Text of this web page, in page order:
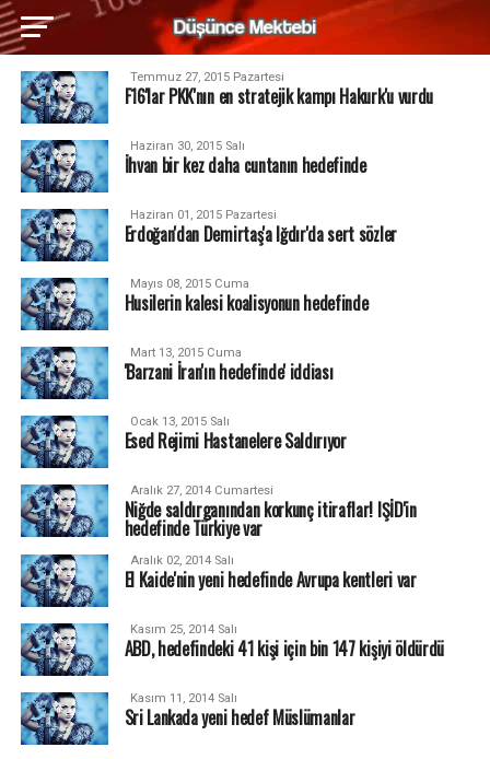
Temmuz 27, 2015 Pazartesi
F16'lar PKK'nın en stratejik kampı Hakurk'u vurdu
Haziran 30, 2015 Salı
İhvan bir kez daha cuntanın hedefinde
Haziran 01, 2015 Pazartesi
Erdoğan'dan Demirtaş'a Iğdır'da sert sözler
Mayıs 08, 2015 Cuma
Husilerin kalesi koalisyonun hedefinde
Mart 13, 2015 Cuma
'Barzani İran'ın hedefinde' iddiası
Ocak 13, 2015 Salı
Esed Rejimi Hastanelere Saldırıyor
Aralık 27, 2014 Cumartesi
Niğde saldırganından korkunç itiraflar! IŞİD'in
hedefinde Türkiye var
Aralık 02, 2014 Salı
El Kaide'nin yeni hedefinde Avrupa kentleri var
Kasım 25, 2014 Salı
ABD, hedefindeki 41 kişi için bin 147 kişiyi öldürdü
Kasım 11, 2014 Salı
Sri Lankada yeni hedef Müslümanlar